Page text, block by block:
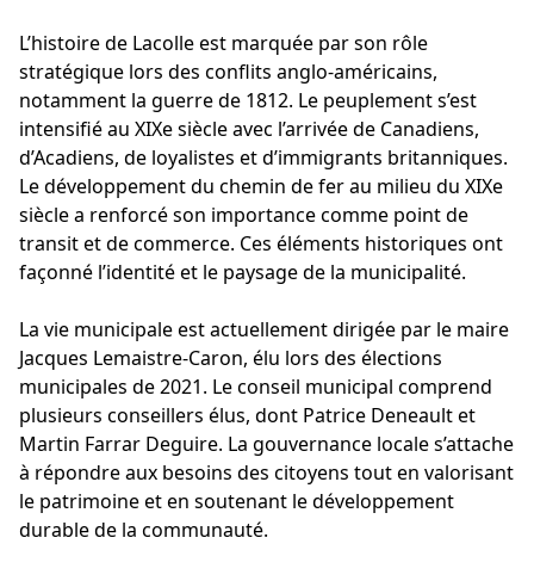
L’histoire de Lacolle est marquée par son rôle
stratégique lors des conflits anglo-américains,
notamment la guerre de 1812. Le peuplement s’est
intensifié au XIXe siècle avec l’arrivée de Canadiens,
d’Acadiens, de loyalistes et d’immigrants britanniques.
Le développement du chemin de fer au milieu du XIXe
siècle a renforcé son importance comme point de
transit et de commerce. Ces éléments historiques ont
façonné l’identité et le paysage de la municipalité.
La vie municipale est actuellement dirigée par le maire
Jacques Lemaistre-Caron, élu lors des élections
municipales de 2021. Le conseil municipal comprend
plusieurs conseillers élus, dont Patrice Deneault et
Martin Farrar Deguire. La gouvernance locale s’attache
à répondre aux besoins des citoyens tout en valorisant
le patrimoine et en soutenant le développement
durable de la communauté.